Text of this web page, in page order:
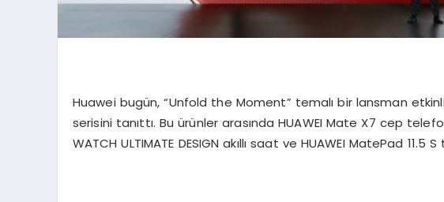
Huawei bugün, “Unfold the Moment” temalı bir lansman
serisini tanıttı. Bu ürünler arasında HUAWEI Mate X7 cep
WATCH ULTIMATE DESIGN akıllı saat ve HUAWEI MatePad 11.5